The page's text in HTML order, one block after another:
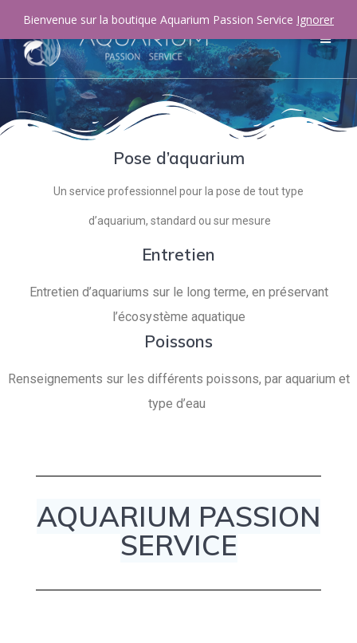
Pose d’aquarium
Un service professionnel pour la pose de tout type
d’aquarium, standard ou sur mesure
Entretien
Entretien d’aquariums sur le long terme, en préservant
l’écosystème aquatique
Poissons
Renseignements sur les différents poissons, par aquarium et
type d’eau
AQUARIUM PASSION
SERVICE
Bienvenue sur la boutique Aquarium Passion Service Ignorer